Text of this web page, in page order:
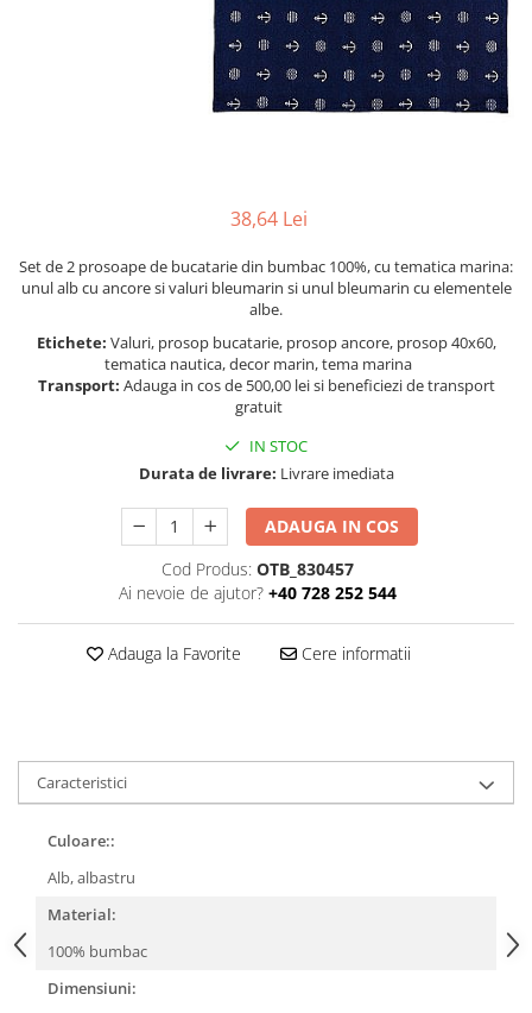
Barci, vapoare, ambarcatiuni
Decoratiuni care se agata
38,64 Lei
Set de 2 prosoape de bucatarie din bumbac 100%, cu tematica marina:
unul alb cu ancore si valuri bleumarin si unul bleumarin cu elementele
albe.
Etichete: Valuri, prosop bucatarie, prosop ancore, prosop 40x60,
tematica nautica, decor marin, tema marina
Transport: Adauga in cos de 500,00 lei si beneficiezi de transport
gratuit
IN STOC
Durata de livrare: Livrare imediata
ADAUGA IN COS
Cod Produs: OTB_830457
Ai nevoie de ajutor? +40 728 252 544
Adauga la Favorite Cere informatii
Caracteristici
Culoare::
Alb, albastru
Material:
100% bumbac
Dimensiuni: